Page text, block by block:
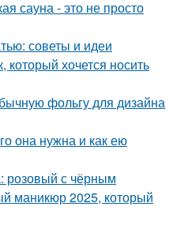
сауна - это не просто
советы и идеи
который хочется носить
фольгу для дизайна
она нужна и как ею
розовый с чёрным
маникюр 2025, который